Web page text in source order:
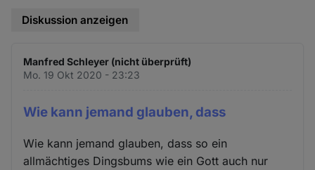
Diskussion anzeigen
Manfred Schleyer (nicht überprüft)
Mo. 19 Okt 2020 - 23:23
Wie kann jemand glauben, dass
Wie kann jemand glauben, dass so ein
allmächtiges Dingsbums wie ein Gott auch nur